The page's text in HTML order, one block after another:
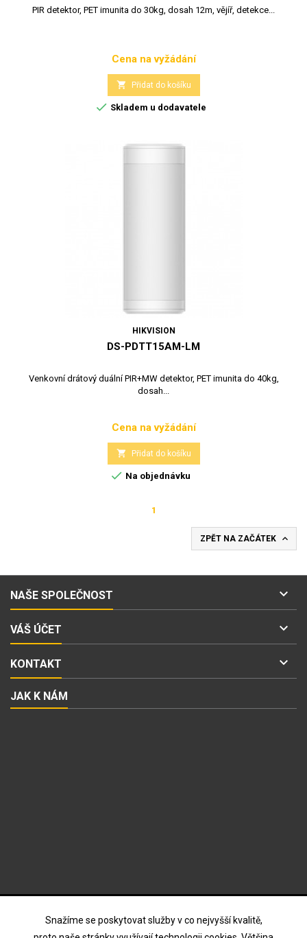
Snažíme se poskytovat služby v co nejvyšší kvalitě,
PIR detektor, PET imunita do 30kg, dosah 12m, vějíř, detekce...
Cena
Cena na vyžádání
 Přidat do košíku
 Skladem u dodavatele
HIKVISION
DS-PDTT15AM-LM
Venkovní drátový duální PIR+MW detektor, PET imunita do 40kg,
dosah...
Cena
Cena na vyžádání
 Přidat do košíku
 Na objednávku
1
ZPĚT NA ZAČÁTEK 
NAŠE SPOLEČNOST 
VÁŠ ÚČET 
KONTAKT 
JAK K NÁM